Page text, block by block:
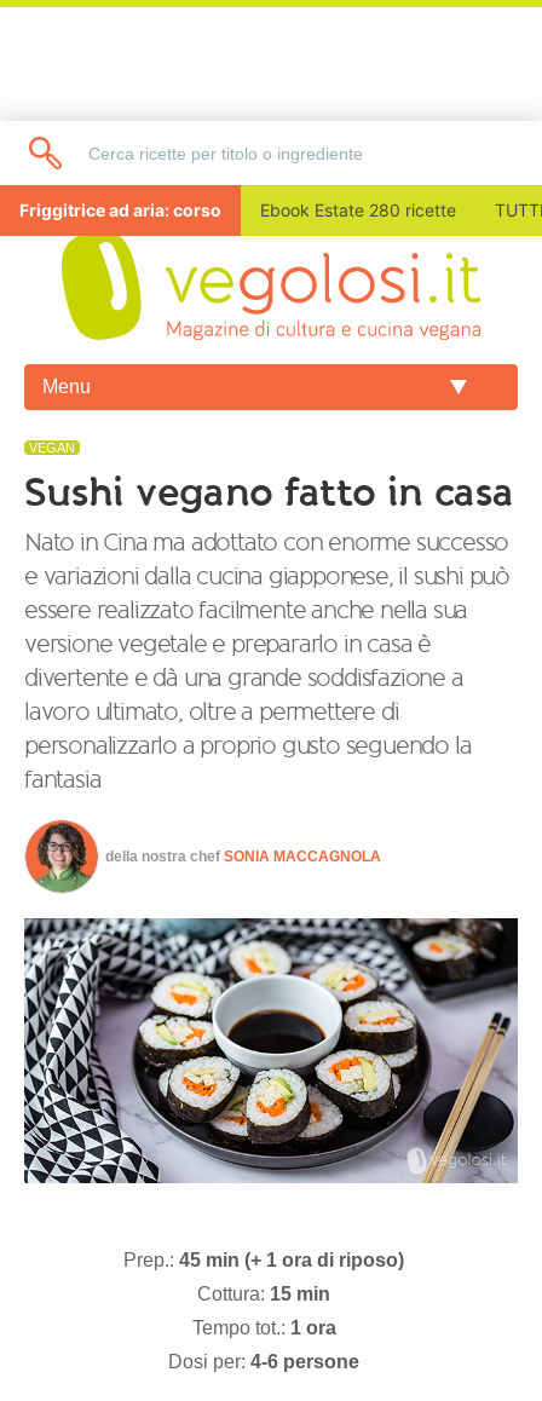
Friggitrice ad aria: corso Ebook Estate 280 ricette
Menu
VEGAN
Sushi vegano fatto in casa
Nato in Cina ma adottato con enorme successo
e variazioni dalla cucina giapponese, il sushi può
essere realizzato facilmente anche nella sua
versione vegetale e prepararlo in casa è
divertente e dà una grande soddisfazione a
lavoro ultimato, oltre a permettere di
personalizzarlo a proprio gusto seguendo la
fantasia
della nostra chef SONIA MACCAGNOLA
Prep.: 45 min (+ 1 ora di riposo)
Cottura: 15 min
Tempo tot.: 1 ora
Dosi per: 4-6 persone